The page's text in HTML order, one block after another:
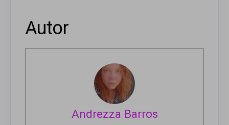
Autor
Andrezza Barros